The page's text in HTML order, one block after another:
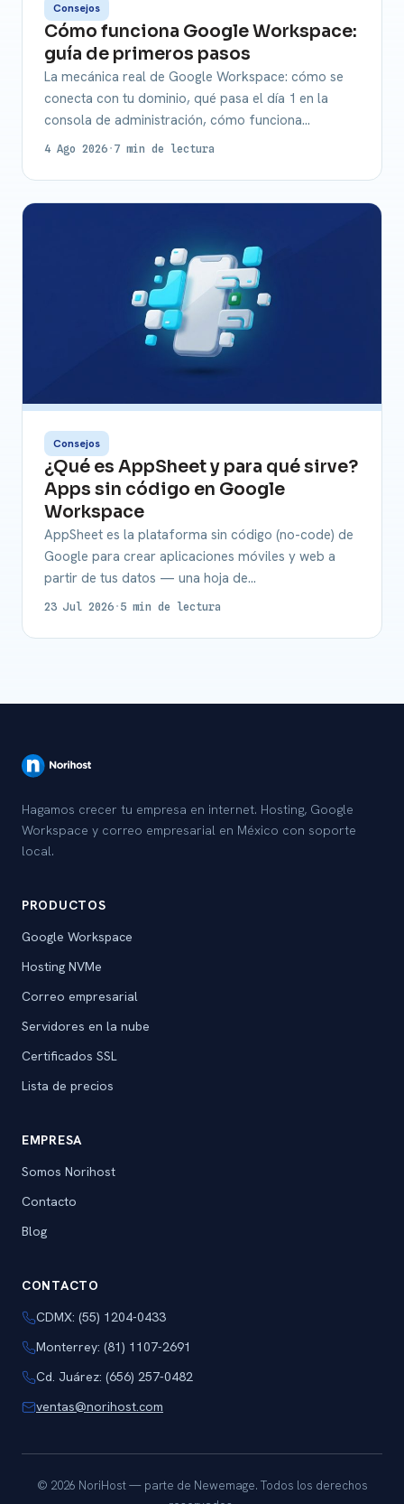
Consejos
Cómo funciona Google Workspace:
guía de primeros pasos
La mecánica real de Google Workspace: cómo se
conecta con tu dominio, qué pasa el día 1 en la
consola de administración, cómo funciona…
4 Ago 2026 · 7 min de lectura
Consejos
¿Qué es AppSheet y para qué sirve?
Apps sin código en Google
Workspace
AppSheet es la plataforma sin código (no-code) de
Google para crear aplicaciones móviles y web a
partir de tus datos — una hoja de…
23 Jul 2026 · 5 min de lectura
Hagamos crecer tu empresa en internet. Hosting, Google
Workspace y correo empresarial en México con soporte
local.
PRODUCTOS
Google Workspace
Hosting NVMe
Correo empresarial
Servidores en la nube
Certificados SSL
Lista de precios
EMPRESA
Somos Norihost
Contacto
Blog
CONTACTO
CDMX: (55) 1204-0433
Monterrey: (81) 1107-2691
Cd. Juárez: (656) 257-0482
ventas@norihost.com
© 2026 NoriHost — parte de Newemage. Todos los derechos